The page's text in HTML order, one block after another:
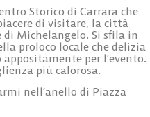
Storico di Carrara che
di visitare, la città
Michelangelo. Si sfila in
proloco locale che delizia
per l’evento.
più calorosa.
nell’anello di Piazza